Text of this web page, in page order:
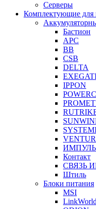
Серверы
Комплектующие для
Бастион
APC
BB
CSB
DELTA
IPPON
Контакт
СВЯЗЬ
Штиль
Блоки питания
MSI
LinkWorld